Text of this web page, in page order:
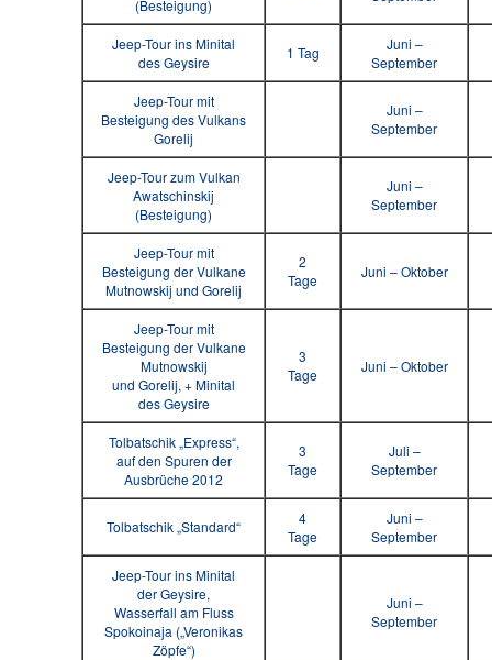
(Besteigung)
Jeep-Tour ins Minital
des Geysire
1 Tag
Juni –
September
Jeep-Tour mit
Besteigung des Vulkans
Gorelij
Juni –
September
Jeep-Tour zum Vulkan
Awatschinskij
(Besteigung)
Juni –
September
Jeep-Tour mit
Besteigung der Vulkane
Mutnowskij und Gorelij
2
Tage
Juni – Oktober
Jeep-Tour mit
Besteigung der Vulkane
Mutnowskij
und Gorelij, + Minital
des Geysire
3
Tage
Juni – Oktober
Tolbatschik „Express“,
auf den Spuren der
Ausbrüche 2012
3
Tage
Juli –
September
Tolbatschik „Standard“
4
Tage
Juni –
September
Jeep-Tour ins Minital
der Geysire,
Wasserfall am Fluss
Spokoinaja („Veronikas
Zöpfe“)
Juni –
September